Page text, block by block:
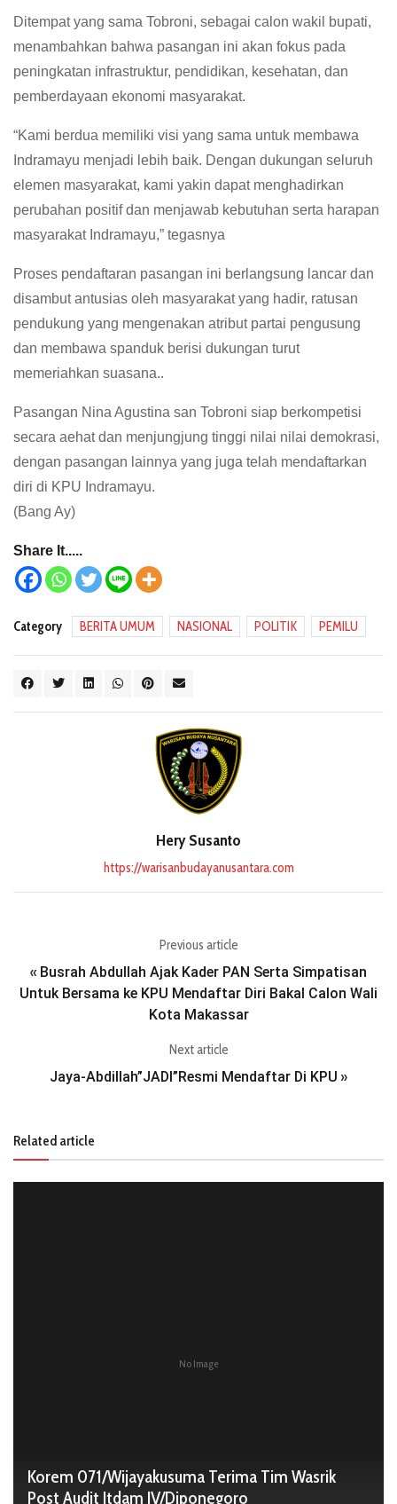
Ditempat yang sama Tobroni, sebagai calon wakil bupati,
menambahkan bahwa pasangan ini akan fokus pada
peningkatan infrastruktur, pendidikan, kesehatan, dan
pemberdayaan ekonomi masyarakat.
“Kami berdua memiliki visi yang sama untuk membawa
Indramayu menjadi lebih baik. Dengan dukungan seluruh
elemen masyarakat, kami yakin dapat menghadirkan
perubahan positif dan menjawab kebutuhan serta harapan
masyarakat Indramayu,” tegasnya
Proses pendaftaran pasangan ini berlangsung lancar dan
disambut antusias oleh masyarakat yang hadir, ratusan
pendukung yang mengenakan atribut partai pengusung
dan membawa spanduk berisi dukungan turut
memeriahkan suasana..
Pasangan Nina Agustina san Tobroni siap berkompetisi
secara aehat dan menjungjung tinggi nilai nilai demokrasi,
dengan pasangan lainnya yang juga telah mendaftarkan
diri di KPU Indramayu.
(Bang Ay)
Share It.....
Category BERITA UMUM NASIONAL POLITIK PEMILU
Hery Susanto
https://warisanbudayanusantara.com
Previous article
« Busrah Abdullah Ajak Kader PAN Serta Simpatisan
Untuk Bersama ke KPU Mendaftar Diri Bakal Calon Wali
Kota Makassar
Next article
Jaya-Abdillah”JADI”Resmi Mendaftar Di KPU »
Related article
No Image
Korem 071/Wijayakusuma Terima Tim Wasrik
Post Audit Itdam IV/Diponegoro